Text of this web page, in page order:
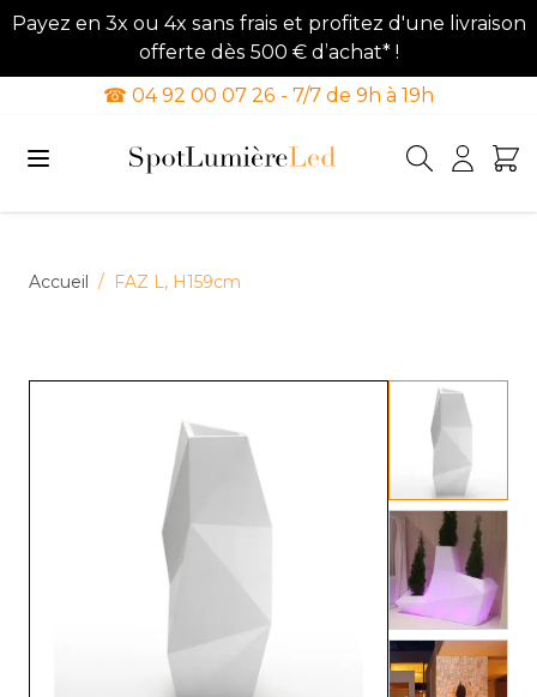
Payez en 3x ou 4x sans frais et profitez d'une livraison
offerte dès 500 € d’achat* !
☎ 04 92 00 07 26 - 7/7 de 9h à 19h
Accueil / FAZ L, H159cm
View
View
View